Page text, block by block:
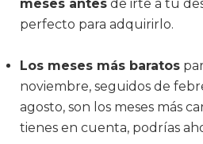
meses antes de irte a tu
perfecto para adquirirlo.
Los meses más baratos
noviembre, seguidos de
agosto, son los meses más
tienes en cuenta, podrías